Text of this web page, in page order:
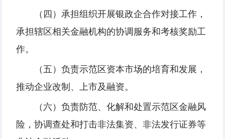
（四）承担组织开展银政企合作对接工作，
承担辖区相关金融机构的协调服务和考核奖励工
作。
（五）负责示范区资本市场的培育和发展，
推动企业改制、上市及融资。
（六）负责防范、化解和处置示范区金融风
险，协调查处和打击非法集资、非法发行证券等